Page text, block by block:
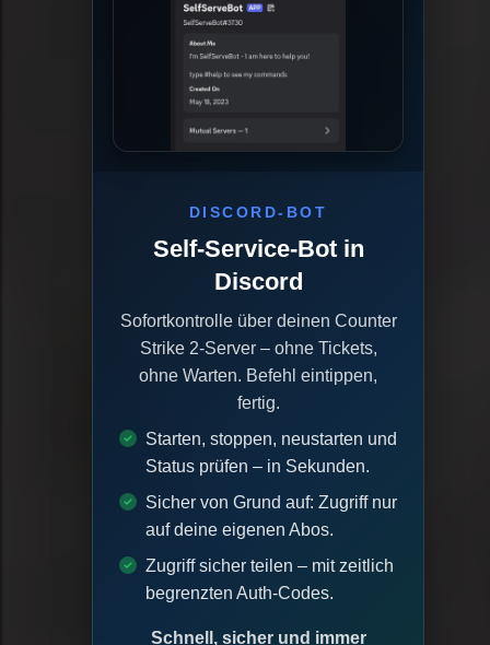
DISCORD-BOT
Self-Service-Bot in
Discord
Sofortkontrolle über deinen Counter
Strike 2-Server – ohne Tickets,
ohne Warten. Befehl eintippen,
fertig.
Starten, stoppen, neustarten und
Status prüfen – in Sekunden.
Sicher von Grund auf: Zugriff nur
auf deine eigenen Abos.
Zugriff sicher teilen – mit zeitlich
begrenzten Auth-Codes.
Schnell, sicher und immer